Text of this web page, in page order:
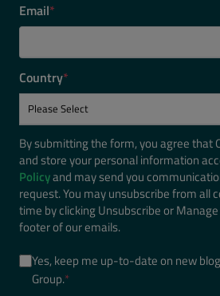
Email*
Country*
By submitting the form, you agree that
and store your personal information
Policyand may send you
request. You may unsubscribe from all
time by clicking Unsubscribe or
footer of our emails.
Yes, keep me up-to-date on new
Group.*